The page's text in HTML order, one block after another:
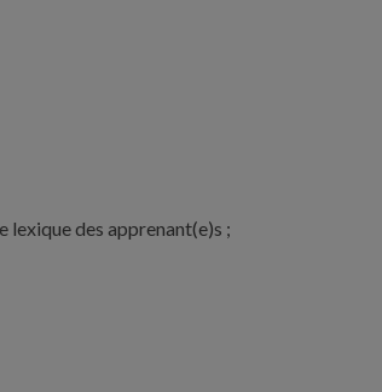
lexique des apprenant(e)s ;